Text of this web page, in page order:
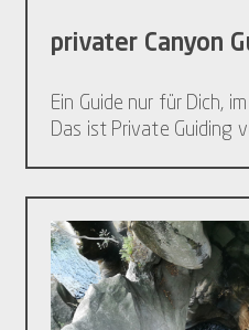
privater Canyon
Ein Guide nur für Dich,
Das ist Private Guiding